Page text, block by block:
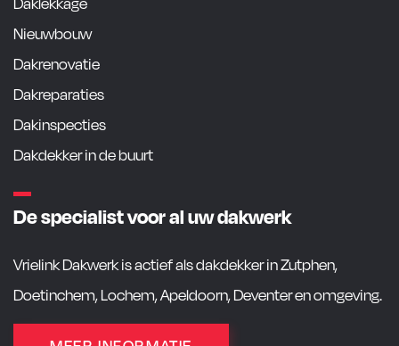
Nieuwbouw
Dakrenovatie
Dakreparaties
Dakinspecties
Dakdekker in de buurt
De specialist voor al uw dakwerk
Vrielink Dakwerk is actief als dakdekker in Zutphen,
Doetinchem, Lochem, Apeldoorn, Deventer en omgeving.